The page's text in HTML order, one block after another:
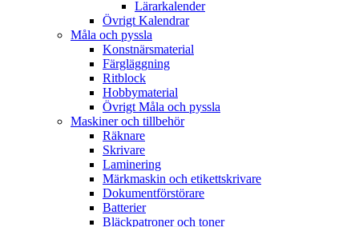
Lärarkalender
Övrigt Kalendrar
Måla och pyssla
Konstnärsmaterial
Färgläggning
Ritblock
Hobbymaterial
Övrigt Måla och pyssla
Maskiner och tillbehör
Räknare
Skrivare
Laminering
Märkmaskin och etikettskrivare
Dokumentförstörare
Batterier
Bläckpatroner och toner